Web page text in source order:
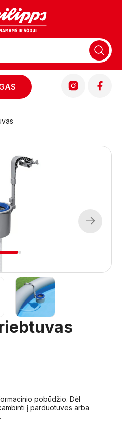
Next
1 2
pobūdžio. Dėl
į parduotuves arba